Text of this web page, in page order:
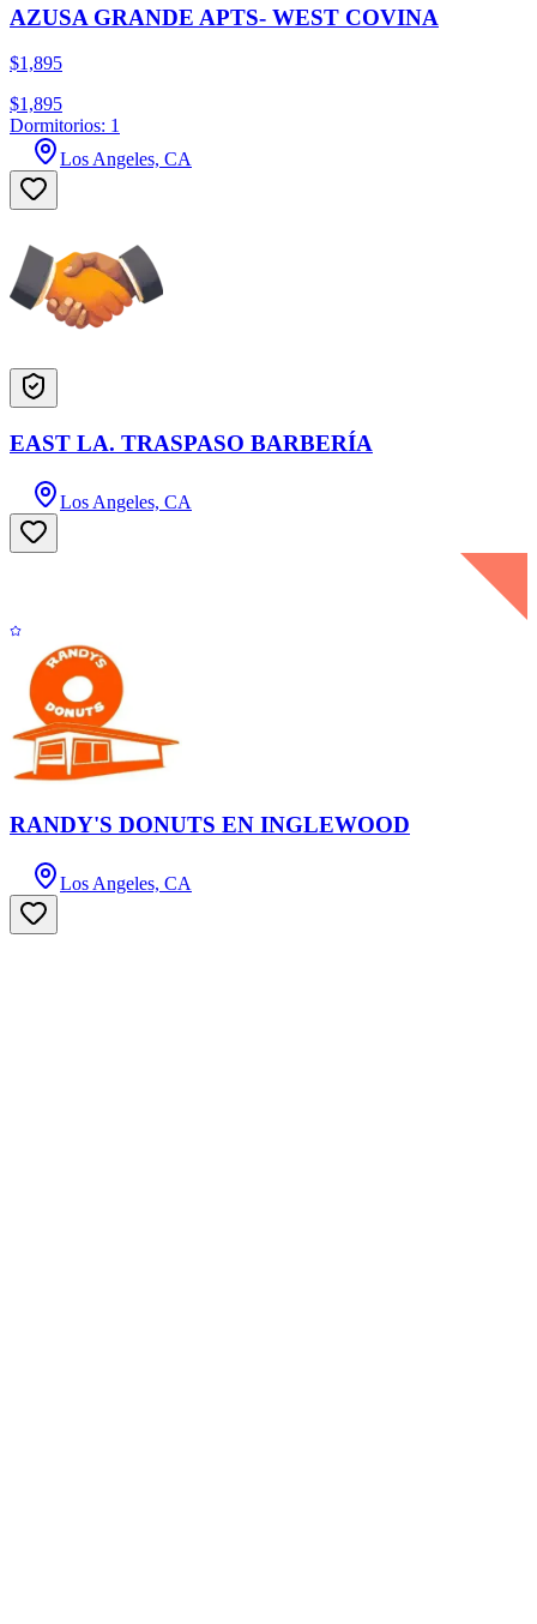
AZUSA GRANDE APTS- WEST COVINA
$1,895
$1,895
Dormitorios: 1
Los Angeles, CA
EAST LA. TRASPASO BARBERÍA
Los Angeles, CA
RANDY'S DONUTS EN INGLEWOOD
Los Angeles, CA